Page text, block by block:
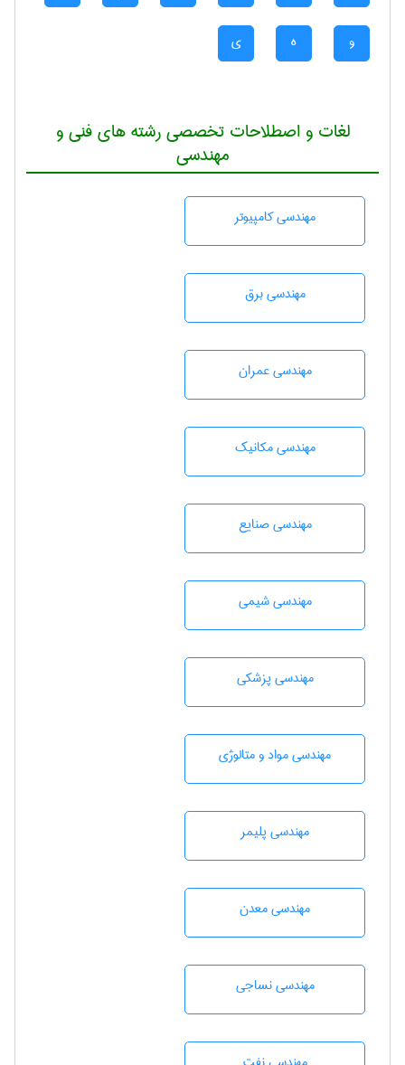
و ه ی
لغات و اصطلاحات تخصصی رشته های فنی و
مهندسی
مهندسی كامپيوتر
مهندسی برق
مهندسی عمران
مهندسی مکانیک
مهندسی صنايع
مهندسي شيمی
مهندسی پزشکی
مهندسی مواد و متالوژی
مهندسی پليمر
مهندسی معدن
مهندسي نساجی